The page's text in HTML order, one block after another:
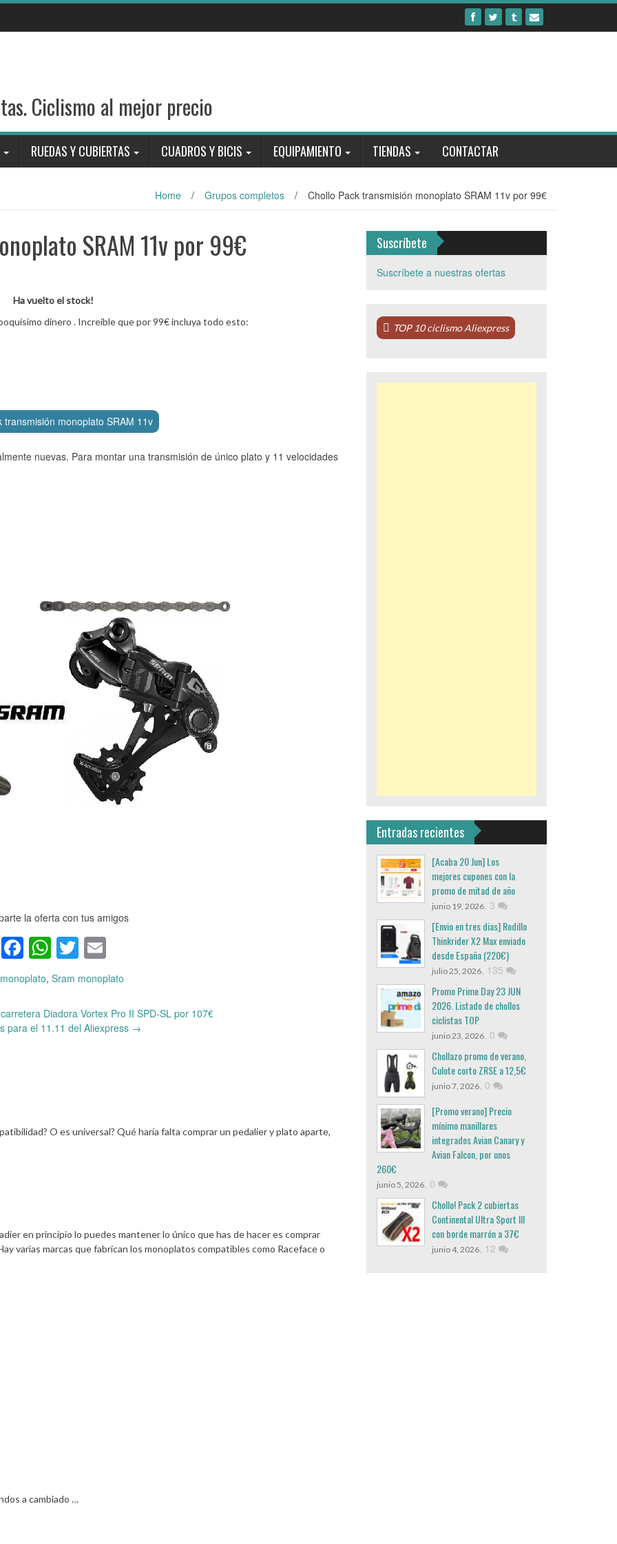
Ciclismo al mejor precio
RUEDAS Y CUBIERTAS CUADROS Y BICIS EQUIPAMIENTO TIENDAS CONTACTAR
Home / Grupos completos / Chollo Pack transmisión monoplato SRAM 11v por 99€
SRAM 11v por 99€
Ha vuelto el stock!
dinero . Increible que por 99€ incluya todo esto:
transmisión monoplato SRAM 11v
nuevas. Para montar una transmisión de único plato y 11 velocidades
la oferta con tus amigos
Facebook
WhatsApp
Twitter
Email
, Sram monoplato
Diadora Vortex Pro II SPD-SL por 107€
para el 11.11 del Aliexpress →
O es universal? Qué haría falta comprar un pedalier y plato aparte,
en principio lo puedes mantener lo único que has de hacer es comprar
varias marcas que fabrican los monoplatos compatibles como Raceface o
a cambiado …
Suscríbete
Suscríbete a nuestras ofertas
TOP 10 ciclismo Aliexpress
Entradas recientes
[Acaba 20 Jun] Los
mejores cupones con la
promo de mitad de año
junio 19, 2026, 3
[Envio en tres dias] Rodillo
Thinkrider X2 Max enviado
desde España (220€)
julio 25, 2026, 135
Promo Prime Day 23 JUN
2026. Listado de chollos
ciclistas TOP
junio 23, 2026, 0
Chollazo promo de verano,
Culote corto ZRSE a 12,5€
junio 7, 2026, 0
[Promo verano] Precio
mínimo manillares
integrados Avian Canary y
Avian Falcon, por unos
260€
junio 5, 2026, 0
Chollo! Pack 2 cubiertas
Continental Ultra Sport III
con borde marrón a 37€
junio 4, 2026, 12